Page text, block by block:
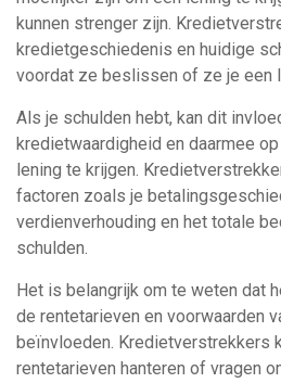
kunnen strenger zijn.
kredietgeschiedenis en huidige
voordat ze beslissen of ze je een
Als je schulden hebt, kan dit
kredietwaardigheid en daarmee
lening te krijgen.
factoren zoals je
verdienverhouding en het totale
schulden.
Het is belangrijk om te weten dat
de rentetarieven en voorwaarden
beïnvloeden. Kredietverstrekkers
rentetarieven hanteren of vragen